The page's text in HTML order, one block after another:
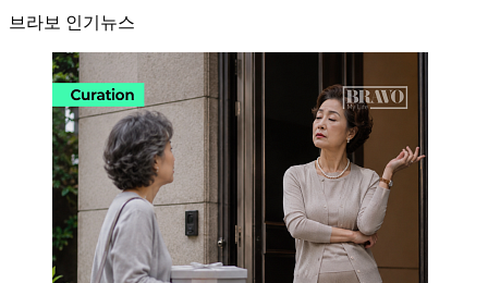
브라보 인기뉴스